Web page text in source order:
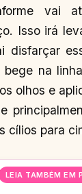
vai
Isso irá
disfarçar
bege na
olhos e
cílios para
LEIA TAMBÉM EM